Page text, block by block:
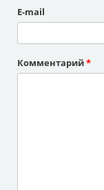
E-mail
Комментарий*